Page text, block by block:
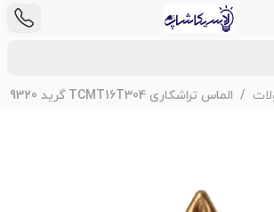
الماس تراشکاری TCMT16T304 گرید AHF YB9320 برند ZCC مناسب فینیشینگ آلومینیوم و آلیاژهای غیرآهنی